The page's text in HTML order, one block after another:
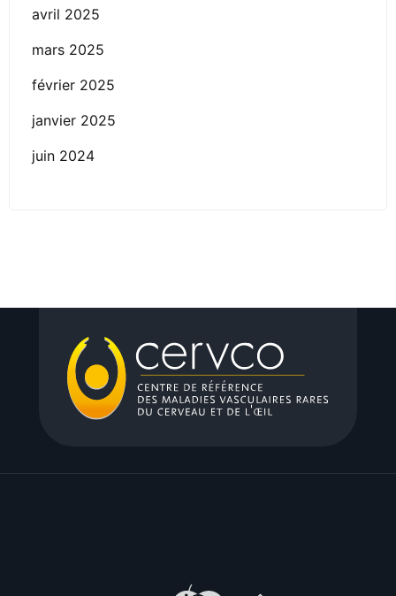
avril 2025
mars 2025
février 2025
janvier 2025
juin 2024